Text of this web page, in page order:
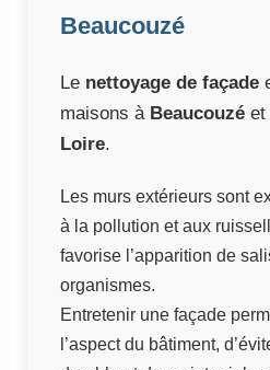
Beaucouzé
Le nettoyage de façade
maisons à Beaucouzéet
Loire.
Les murs extérieurs sont
à la pollution et aux
favorise l’apparition de
organismes.
Entretenir une façade
l’aspect du bâtiment,